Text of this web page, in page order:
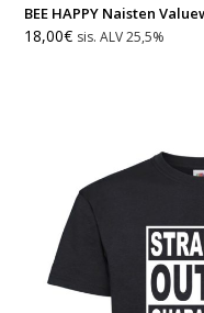
BEE HAPPY Naisten
18,00€ sis. ALV 25,5%